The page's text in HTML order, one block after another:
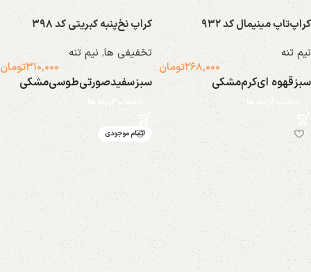
کراپ‌تاپ مینیمال کد ۹۳۲
نیم تنه
۲۶۸,۰۰۰تومان
سبزقهوه ایکرممشکی
انتخاب گزینه ها
کراپ نخ‌پنبه کبریتی کد ۳۹۸
تخفیفی ها,نیم تنه
۳۱۰,۰۰۰تومان
سبزسفیدصورتیطوسیمشکی
انتخاب گزینه ها
اتمام موجودی